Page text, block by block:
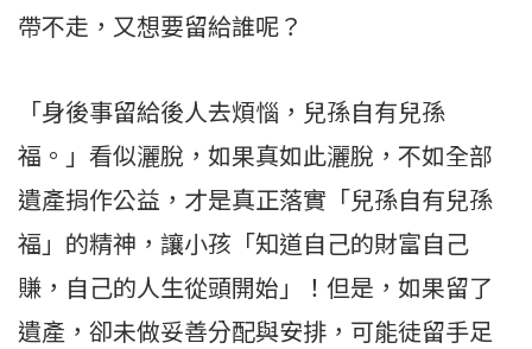
帶不走，又想要留給誰呢？
「身後事留給後人去煩惱，兒孫自有兒孫
福。」看似灑脫，如果真如此灑脫，不如全部
遺產捐作公益，才是真正落實「兒孫自有兒孫
福」的精神，讓小孩「知道自己的財富自己
賺，自己的人生從頭開始」！但是，如果留了
遺產，卻未做妥善分配與安排，可能徒留手足